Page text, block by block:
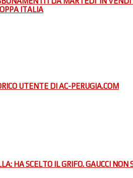
ITALIA
UTENTE DI AC-PERUGIA.COM
HA SCELTO IL GRIFO. GAUCCI NON